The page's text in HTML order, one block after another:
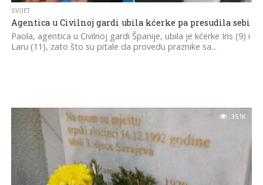
SVIJET
Agentica u Civilnoj gardi ubila kćerke pa presudila sebi
Paola, agentica u Civilnoj gardi Španije, ubila je kćerke Iris (9) i
Laru (11), zato što su pitale da provedu praznike sa...
35.1K